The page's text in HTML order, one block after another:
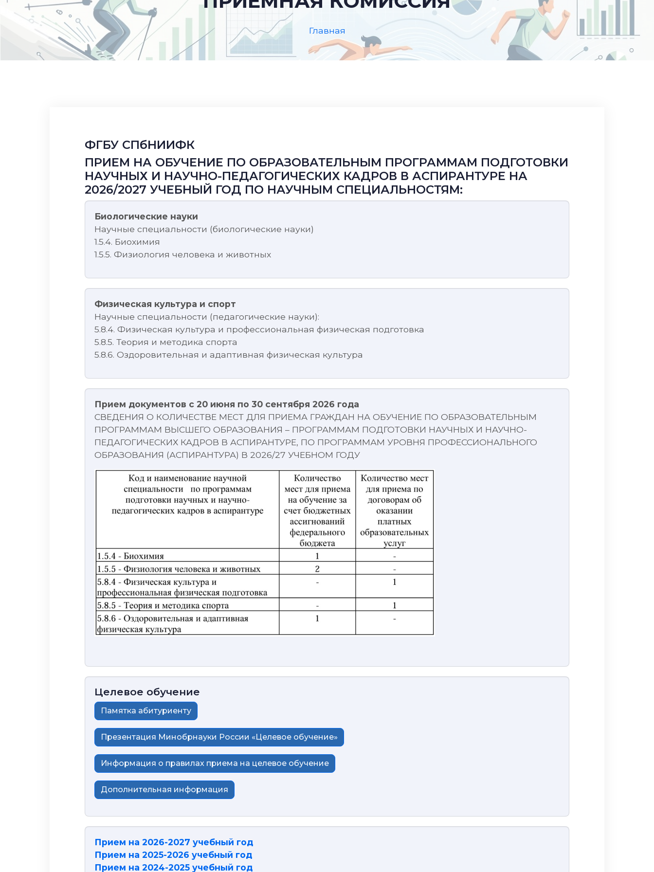
Главная
ФГБУ СПбНИИФК
ПРИЕМ НА ОБУЧЕНИЕ ПО ОБРАЗОВАТЕЛЬНЫМ ПРОГРАММАМ ПОДГОТОВКИ
НАУЧНЫХ И НАУЧНО-ПЕДАГОГИЧЕСКИХ КАДРОВ В АСПИРАНТУРЕ НА
2026/2027 УЧЕБНЫЙ ГОД ПО НАУЧНЫМ СПЕЦИАЛЬНОСТЯМ:
Биологические науки
Научные специальности (биологические науки)
1.5.4. Биохимия
1.5.5. Физиология человека и животных
Физическая культура и спорт
Научные специальности (педагогические науки):
5.8.4. Физическая культура и профессиональная физическая подготовка
5.8.5. Теория и методика спорта
5.8.6. Оздоровительная и адаптивная физическая культура
Прием документов с 20 июня по 30 сентября 2026 года
СВЕДЕНИЯ О КОЛИЧЕСТВЕ МЕСТ ДЛЯ ПРИЕМА ГРАЖДАН НА ОБУЧЕНИЕ ПО ОБРАЗОВАТЕЛЬНЫМ
ПРОГРАММАМ ВЫСШЕГО ОБРАЗОВАНИЯ – ПРОГРАММАМ ПОДГОТОВКИ НАУЧНЫХ И НАУЧНО-
ПЕДАГОГИЧЕСКИХ КАДРОВ В АСПИРАНТУРЕ, ПО ПРОГРАММАМ УРОВНЯ ПРОФЕССИОНАЛЬНОГО
ОБРАЗОВАНИЯ (АСПИРАНТУРА) В 2026/27 УЧЕБНОМ ГОДУ
Целевое обучение
Памятка абитуриенту
Презентация Минобрнауки России «Целевое обучение»
Информация о правилах приема на целевое обучение
Дополнительная информация
Прием на 2026-2027 учебный год
Прием на 2025-2026 учебный год
Прием на 2024-2025 учебный год